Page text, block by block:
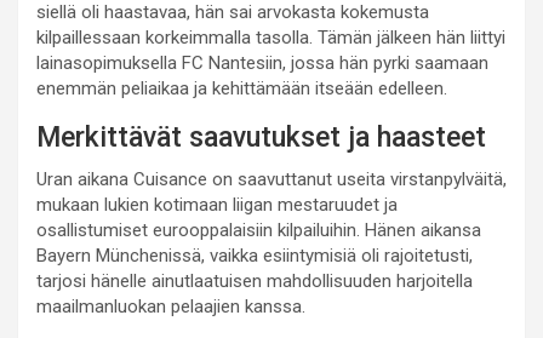
siellä oli haastavaa, hän sai arvokasta kokemusta
kilpaillessaan korkeimmalla tasolla. Tämän jälkeen hän liittyi
lainasopimuksella FC Nantesiin, jossa hän pyrki saamaan
enemmän peliaikaa ja kehittämään itseään edelleen.
Merkittävät saavutukset ja haasteet
Uran aikana Cuisance on saavuttanut useita virstanpylväitä,
mukaan lukien kotimaan liigan mestaruudet ja
osallistumiset eurooppalaisiin kilpailuihin. Hänen aikansa
Bayern Münchenissä, vaikka esiintymisiä oli rajoitetusti,
tarjosi hänelle ainutlaatuisen mahdollisuuden harjoitella
maailmanluokan pelaajien kanssa.